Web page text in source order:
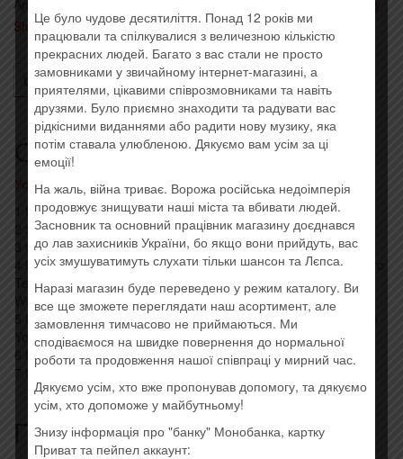
Sho Music
ОПИСАНИЕ ОТЗЫВЫ (0)
Описание
Усі товари: Dakh Daughters
1 Інше місто = Inshe Misto = Another City 5:50
2 Японське Кіно = Yaponske Kino = Japanese Movie 6:00
3 О Панно Інно! = O, Panno Inno! = Oh, Lady Inna 4:50
4 Пісня Про Те, Як Вона Виходить На Крутую Гору = Pisnia Pro
Te, Yak Vona Vykhodyt Na Krutuiu Horu = The Song About A
Woman, Climbing On The High Mountain 13:54
5 Що Ти Собі Думаєш? = Shcho Ty Sobi Dumaiesh? = What Do
You Have In Your Head? 3:10
6 Панночка = Pannochka 6:57
7 М’яч = M’yach = The Ball 4:35
Похожие товары
Це було чудове десятиліття. Понад 12 років ми
працювали та спілкувалися з величезною кількістю
прекрасних людей. Багато з вас стали не просто
замовниками у звичайному інтернет-магазині, а
приятелями, цікавими співрозмовниками та навіть
друзями. Було приємно знаходити та радувати вас
рідкісними виданнями або радити нову музику, яка
потім ставала улюбленою. Дякуємо вам усім за ці
емоції!
На жаль, війна триває. Ворожа російська недоімперія
продовжує знищувати наші міста та вбивати людей.
Засновник та основний працівник магазину доєднався
до лав захисників України, бо якщо вони прийдуть, вас
усіх змушуватимуть слухати тільки шансон та Лєпса.
Наразі магазин буде переведено у режим каталогу. Ви
все ще зможете переглядати наш асортимент, але
замовлення тимчасово не приймаються. Ми
сподіваємося на швидке повернення до нормальної
роботи та продовження нашої співпраці у мирний час.
Дякуємо усім, хто вже пропонував допомогу, та дякуємо
усім, хто допоможе у майбутньому!
Знизу інформація про "банку" Монобанка, картку
Приват та пейпел аккаунт: